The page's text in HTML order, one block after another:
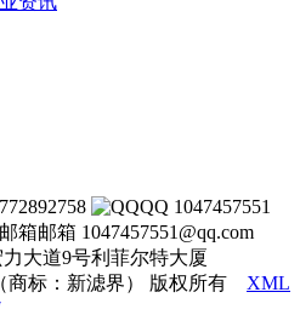
QQ 1047457551
邮箱 1047457551@qq.com
大道9号利菲尔特大厦
商标：新滤界） 版权所有 XML